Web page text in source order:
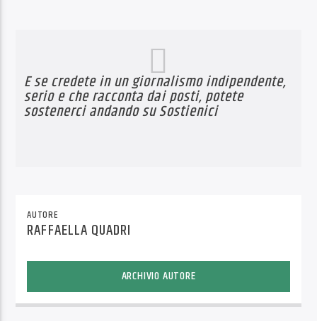
E se credete in un giornalismo indipendente,
serio e che racconta dai posti, potete
sostenerci andando suSostienici
AUTORE
RAFFAELLA QUADRI
ARCHIVIO AUTORE